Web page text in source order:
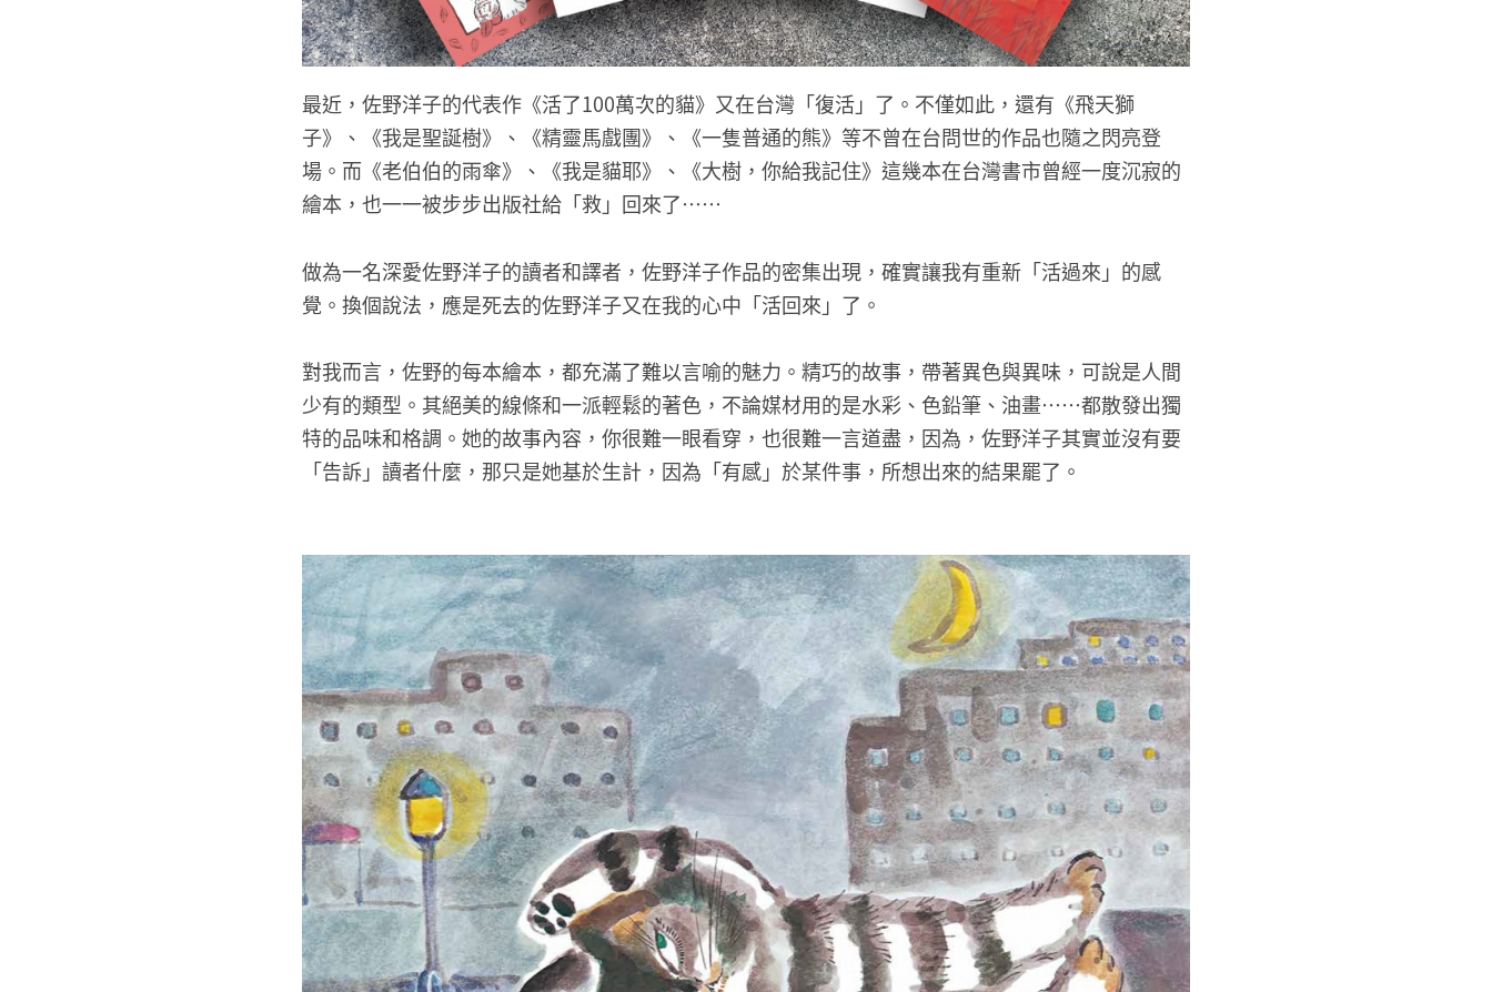
最近，佐野洋子的代表作《活了100萬次的貓》又在台灣「復活」了。不僅如此，還有《飛天獅
子》、《我是聖誕樹》、《精靈馬戲團》、《一隻普通的熊》等不曾在台問世的作品也隨之閃亮登
場。而《老伯伯的雨傘》、《我是貓耶》、《大樹，你給我記住》這幾本在台灣書市曾經一度沉寂的
繪本，也一一被步步出版社給「救」回來了……
做為一名深愛佐野洋子的讀者和譯者，佐野洋子作品的密集出現，確實讓我有重新「活過來」的感
覺。換個說法，應是死去的佐野洋子又在我的心中「活回來」了。
對我而言，佐野的每本繪本，都充滿了難以言喻的魅力。精巧的故事，帶著異色與異味，可說是人間
少有的類型。其絕美的線條和一派輕鬆的著色，不論媒材用的是水彩、色鉛筆、油畫……都散發出獨
特的品味和格調。她的故事內容，你很難一眼看穿，也很難一言道盡，因為，佐野洋子其實並沒有要
「告訴」讀者什麼，那只是她基於生計，因為「有感」於某件事，所想出來的結果罷了。